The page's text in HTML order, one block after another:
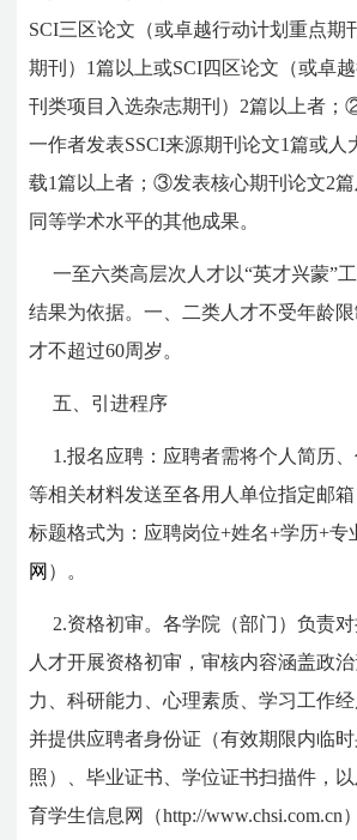
SCI三区论文（或卓越行动计划重点期
期刊）1篇以上或SCI四区论文（或卓
刊类项目入选杂志期刊）2篇以上者
一作者发表SSCI来源期刊论文1篇或人
载1篇以上者；③发表核心期刊论文2
同等学术水平的其他成果。
一至六类高层次人才以“英才兴蒙”
结果为依据。一、二类人才不受年龄
才不超过60周岁。
五、引进程序
1.报名应聘：应聘者需将个人简历
等相关材料发送至各用人单位指定邮
标题格式为：应聘岗位+姓名+学历+专
网 ）。
2.资格初审。各学院（部门）负责
人才开展资格初审，审核内容涵盖政
力、科研能力、心理素质、学习工作经
并提供应聘者身份证（有效期限内临
照）、毕业证书、学位证书扫描件，
育学生信息网（http://www.chsi.com.cn